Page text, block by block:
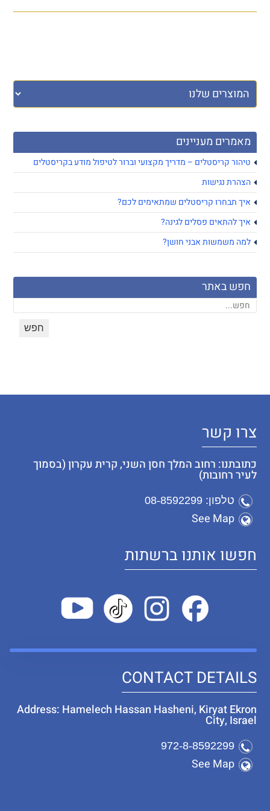
מאמרים מעניינים
טיהור קריסטלים – מדריך מקצועי וברור לטיפול מודע בקריסטלים
הצהרת נגישות
איך תבחרו קריסטלים שמתאימים לכם?
איך להתאים פסלים לגינה?
למה משמשות אבני חושן?
חפש באתר
צרו קשר
כתובתנו: רחוב המלך חסן השני, קרית עקרון (בסמוך
לעיר רחובות)
טלפון: 08-8592299
See Map
חפשו אותנו ברשתות
CONTACT DETAILS
Address: Hamelech Hassan Hasheni, Kiryat Ekron
City, Israel
972-8-8592299
See Map